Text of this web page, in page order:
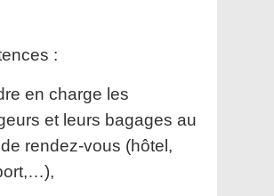
:
en charge les
et leurs bagages au
rendez-vous (hôtel,